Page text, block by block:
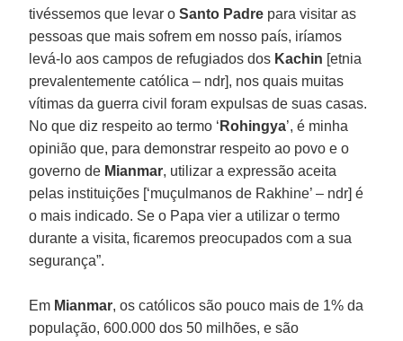
tivéssemos que levar oSanto Padre para visitar as
pessoas que mais sofrem em nosso país, iríamos
levá-lo aos campos de refugiados dos Kachin [etnia
prevalentemente católica – ndr], nos quais muitas
vítimas da guerra civil foram expulsas de suas casas.
No que diz respeito ao termo ‘ Rohingya’, é minha
opinião que, para demonstrar respeito ao povo e o
governo de Mianmar, utilizar a expressão aceita
pelas instituições [‘muçulmanos de Rakhine’ – ndr] é
o mais indicado. Se o Papa vier a utilizar o termo
durante a visita, ficaremos preocupados com a sua
segurança”.
Em Mianmar, os católicos são pouco mais de 1% da
população, 600.000 dos 50 milhões, e são